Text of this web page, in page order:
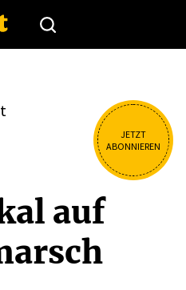
JETZT
ABONNIEREN
auf